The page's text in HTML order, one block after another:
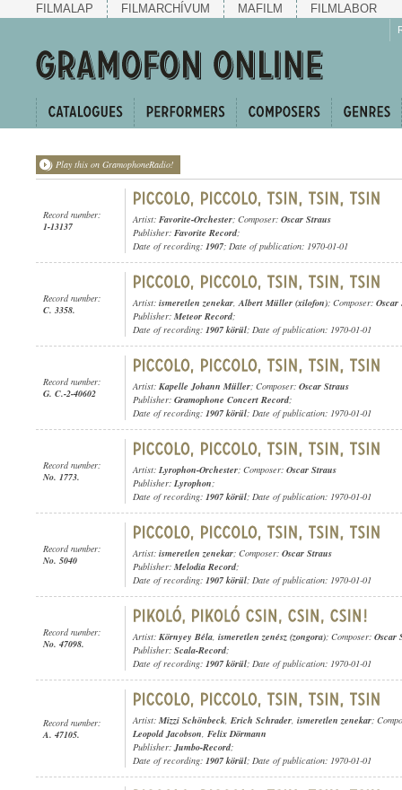
FILMALAP FILMARCHÍVUM MAFILM FILMLABOR
Play this on GramophoneRadio!
Record number:
1-13137
Artist: Favorite-Orchester; Composer: Oscar Straus
Publisher: Favorite Record;
Date of recording: 1907; Date of publication: 1970-01-01
Record number:
C. 3358.
Artist: ismeretlen zenekar,Albert Müller (xilofon); Composer: Oscar
Publisher: Meteor Record;
Date of recording: 1907 körül; Date of publication: 1970-01-01
Record number:
G. C.-2-40602
Artist: Kapelle Johann Müller; Composer: Oscar Straus
Publisher: Gramophone Concert Record;
Date of recording: 1907 körül; Date of publication: 1970-01-01
Record number:
No. 1773.
Artist: Lyrophon-Orchester; Composer: Oscar Straus
Publisher: Lyrophon;
Date of recording: 1907 körül; Date of publication: 1970-01-01
Record number:
No. 5040
Artist: ismeretlen zenekar; Composer: Oscar Straus
Publisher: Melodia Record;
Date of recording: 1907 körül; Date of publication: 1970-01-01
Record number:
No. 47098.
Artist: Környey Béla, ismeretlen zenész (zongora); Composer: Oscar
Publisher: Scala-Record;
Date of recording: 1907 körül; Date of publication: 1970-01-01
Record number:
A. 47105.
Artist: Mizzi Schönbeck, Erich Schrader, ismeretlen zenekar;
Leopold Jacobson, Felix Dörmann
Publisher:Jumbo-Record;
Date of recording: 1907 körül; Date of publication: 1970-01-01